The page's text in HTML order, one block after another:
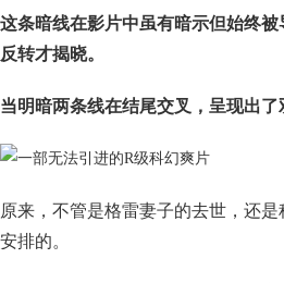
这条暗线在影片中虽有暗示但始终
反转才揭晓。
当明暗两条线在结尾交叉，呈现出了
原来，不管是格雷妻子的去世，还
安排的。